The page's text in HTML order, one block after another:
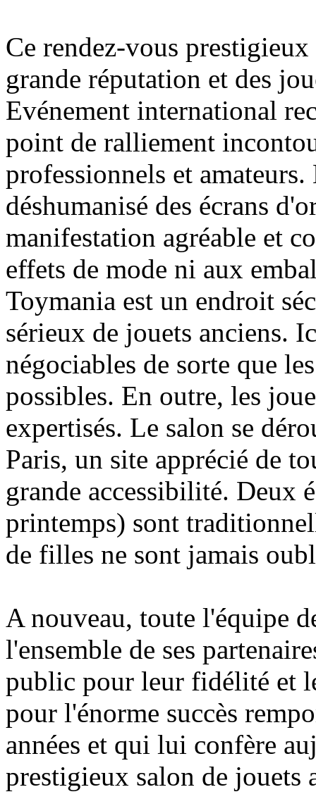
Ce rendez-vous
grande réputation et des
Evénement international
point de ralliement
professionnels et
déshumanisé des écrans
manifestation agréable et
effets de mode ni aux
Toymania est un endroit
sérieux de jouets anciens.
négociables de sorte que
possibles. En outre, les
expertisés. Le salon se
Paris, un site apprécié de
grande accessibilité. Deux
printemps) sont
de filles ne sont jamais
A nouveau, toute l'équipe
l'ensemble de ses
public pour leur fidélité et
pour l'énorme succès
années et qui lui confère
prestigieux salon de jouets